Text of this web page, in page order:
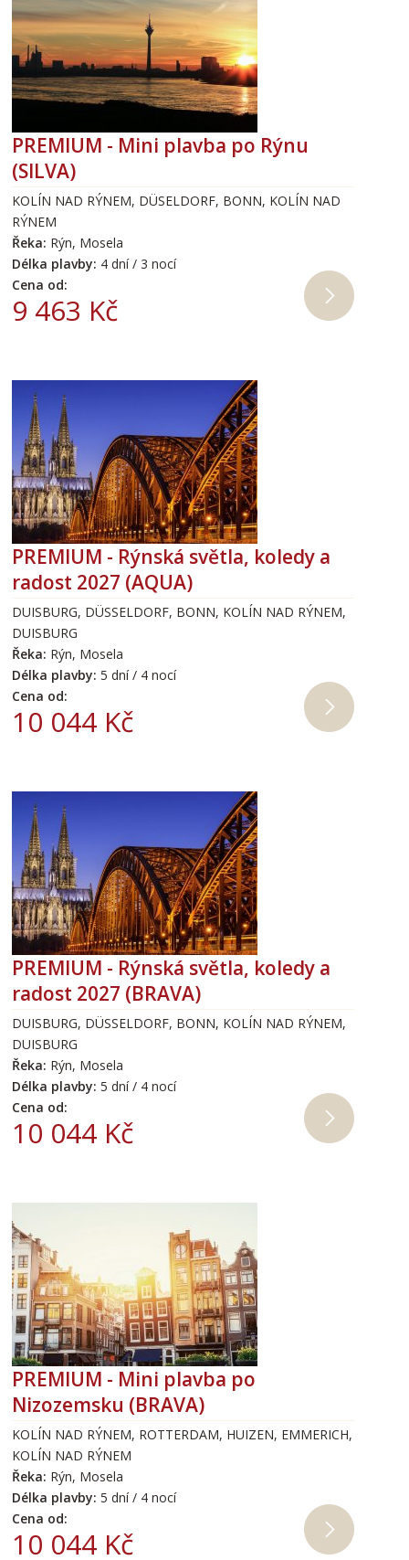
PREMIUM - Mini plavba po Rýnu
(SILVA)
KOLÍN NAD RÝNEM, DÜSELDORF, BONN, KOLÍN NAD
RÝNEM
Řeka: Rýn, Mosela
Délka plavby: 4 dní / 3 nocí
Cena od:
9 463 Kč
PREMIUM - Rýnská světla, koledy a
radost 2027 (AQUA)
DUISBURG, DÜSSELDORF, BONN, KOLÍN NAD RÝNEM,
DUISBURG
Řeka: Rýn, Mosela
Délka plavby: 5 dní / 4 nocí
Cena od:
10 044 Kč
PREMIUM - Rýnská světla, koledy a
radost 2027 (BRAVA)
DUISBURG, DÜSSELDORF, BONN, KOLÍN NAD RÝNEM,
DUISBURG
Řeka: Rýn, Mosela
Délka plavby: 5 dní / 4 nocí
Cena od:
10 044 Kč
PREMIUM - Mini plavba po
Nizozemsku (BRAVA)
KOLÍN NAD RÝNEM, ROTTERDAM, HUIZEN, EMMERICH,
KOLÍN NAD RÝNEM
Řeka: Rýn, Mosela
Délka plavby: 5 dní / 4 nocí
Cena od:
10 044 Kč